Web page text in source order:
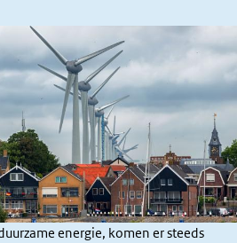
energie, komen er steeds